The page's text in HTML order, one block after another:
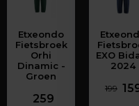
Etxeondo
Fietsbroek
Orhi
Dinamic -
Groen
259
EXO
2024
199